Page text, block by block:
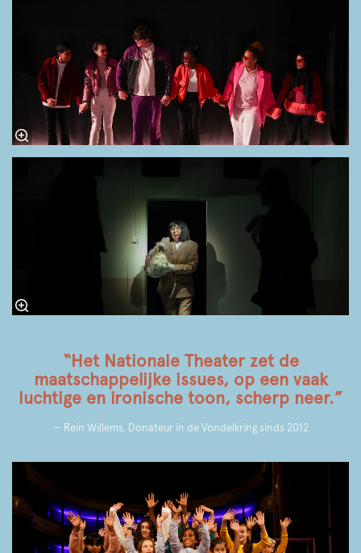
“Het Nationale Theater zet de
maatschappelijke issues, op een vaak
luchtige en ironische toon, scherp neer.”
— Rein Willems, Donateur in de Vondelkring sinds 2012